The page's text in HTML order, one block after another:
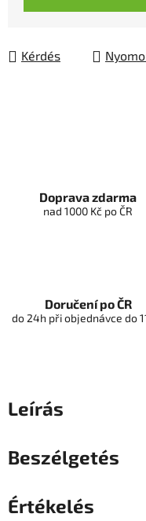
Kérdés
Doprava zdarma
nad 1000 Kč po ČR
Doručení po ČR
do 24h při objednávce do
Leírás
Beszélgetés
Értékelés